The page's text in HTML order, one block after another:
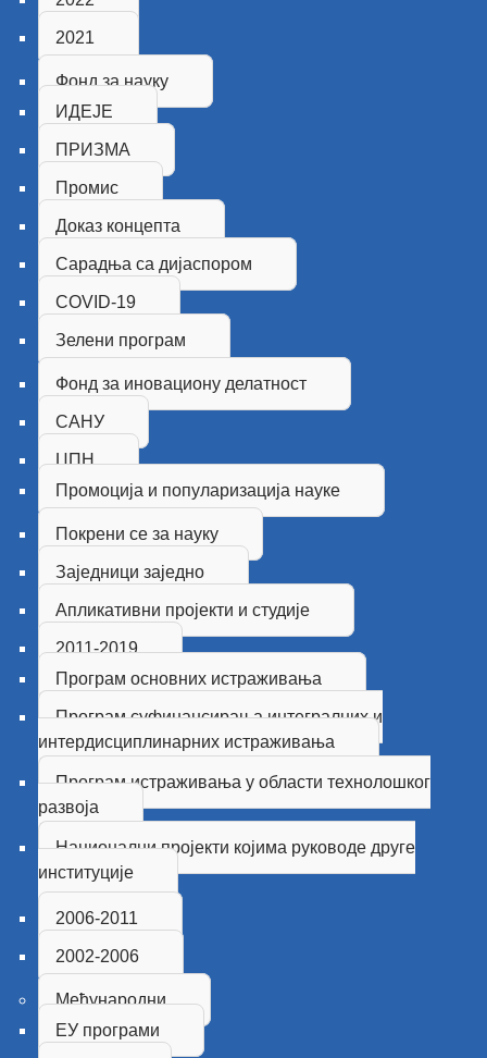
2021
Фонд за науку
ИДЕЈЕ
ПРИЗМА
Промис
Доказ концепта
Сарадња са дијаспором
COVID-19
Зелени програм
Фонд за иновациону делатност
САНУ
ЦПН
Промоција и популаризација науке
Покрени се за науку
Заједници заједно
Апликативни пројекти и студије
2011-2019
Програм основних истраживања
Програм суфинансирања интегралних и
интердисциплинарних истраживања
Програм истраживања у области технолошког
развоја
Национални пројекти којима руководе друге
институцијe
2006-2011
2002-2006
Међународни
ЕУ програми